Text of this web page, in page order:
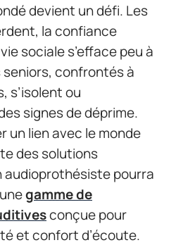
devient un défi. Les
la confiance
sociale s’efface peu à
confrontés à
s’isolent ou
signes de déprime.
un lien avec le monde
des solutions
audioprothésiste pourra
gamme de
conçue pour
et confort d’écoute.